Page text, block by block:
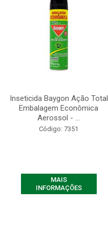
Inseticida Baygon Ação Total
Embalagem Econômica
Aerossol - ...
Código: 7351
MAIS
INFORMAÇÕES